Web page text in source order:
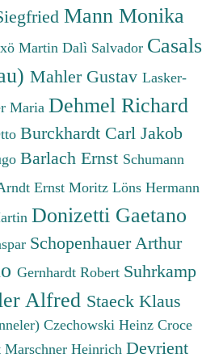
Mann Monika
Martin Dalì Salvador Casals
Mahler Gustav Lasker-
Maria Dehmel Richard
Burckhardt Carl Jakob
Barlach Ernst Schumann
Ernst Moritz Löns Hermann
Donizetti Gaetano
Schopenhauer Arthur
Gernhardt Robert Suhrkamp
Alfred Staeck Klaus
Czechowski Heinz Croce
Marschner Heinrich Devrient